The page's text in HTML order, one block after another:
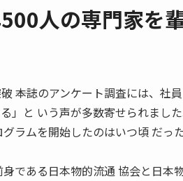
人の専門家を
――本誌のアンケート調査には、社
」と いう声が多数寄せられました
ラムを開始したのはいつ頃 だっ
である日本物的流通 協会と日本